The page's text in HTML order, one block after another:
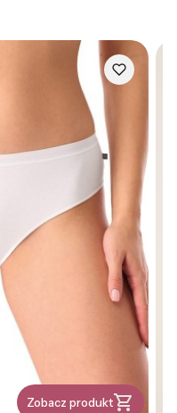
Zobacz produkt